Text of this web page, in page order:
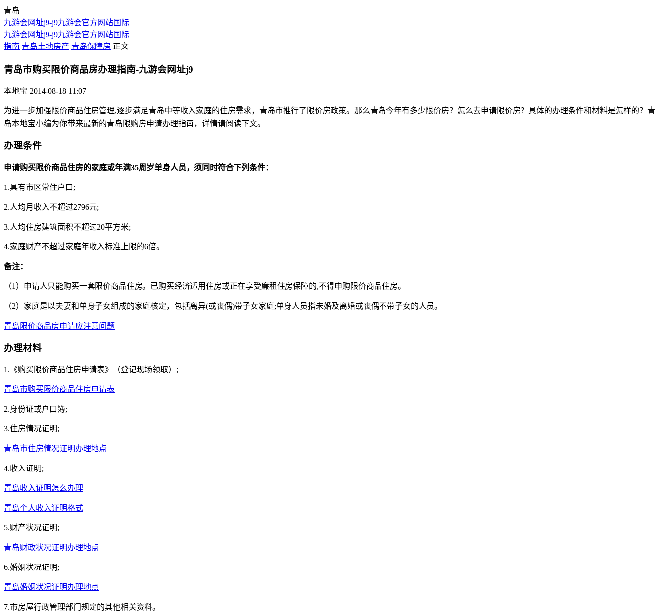
青岛
九游会网址j9-j9九游会官方网站国际
九游会网址j9-j9九游会官方网站国际
指南 青岛土地房产 青岛保障房 正文
青岛市购买限价商品房办理指南-九游会网址j9
本地宝 2014-08-18 11:07
为进一步加强限价商品住房管理,逐步满足青岛中等收入家庭的住房需求，青岛市推行了限价房政策。那么青岛今年有多少限价房？怎么去申请限价房？具体的办理条件和材料是怎样的？青
岛本地宝小编为你带来最新的青岛限购房申请办理指南，详情请阅读下文。
办理条件
申请购买限价商品住房的家庭或年满35周岁单身人员，须同时符合下列条件：
1.具有市区常住户口;
2.人均月收入不超过2796元;
3.人均住房建筑面积不超过20平方米;
4.家庭财产不超过家庭年收入标准上限的6倍。
备注：
（1）申请人只能购买一套限价商品住房。已购买经济适用住房或正在享受廉租住房保障的,不得申购限价商品住房。
（2）家庭是以夫妻和单身子女组成的家庭核定，包括离异(或丧偶)带子女家庭;单身人员指未婚及离婚或丧偶不带子女的人员。
青岛限价商品房申请应注意问题
办理材料
1.《购买限价商品住房申请表》（登记现场领取）;
青岛市购买限价商品住房申请表
2.身份证或户口簿;
3.住房情况证明;
青岛市住房情况证明办理地点
4.收入证明;
青岛收入证明怎么办理
青岛个人收入证明格式
5.财产状况证明;
青岛财政状况证明办理地点
6.婚姻状况证明;
青岛婚姻状况证明办理地点
7.市房屋行政管理部门规定的其他相关资料。